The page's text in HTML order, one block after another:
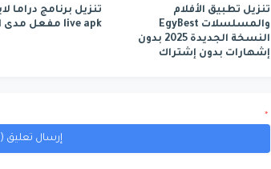
تنزيل تطبيق الأفلام
والمسلسلات EgyBest
النسخة الجديدة 2025 بدون
إشهارات بدون إشتراك
live apk مفعل مدى الحياة
*
إرسال تعليق (0)